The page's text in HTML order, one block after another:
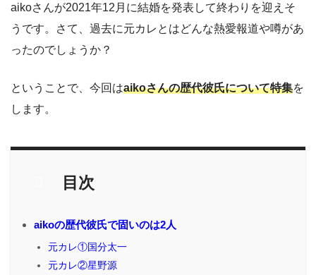
aikoさんが2021年12月に結婚を発表して終わりを迎えそ
うです。さて、過去に元カレとはどんな熱愛報道や噂があ
ったのでしょうか？
ということで、今回はaikoさんの歴代彼氏について特集を
します。
目次
aikoの歴代彼氏で固いのは2人
元カレ①国分太一
元カレ②星野源